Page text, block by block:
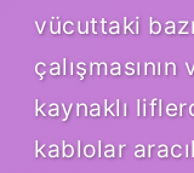
vücuttaki
kaynaklı
kablolar